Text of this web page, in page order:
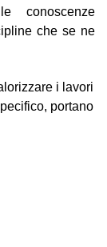
conoscenze
che se ne
i lavori
portano
Formazione e